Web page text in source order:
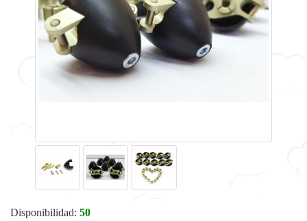
Disponibilidad: 50